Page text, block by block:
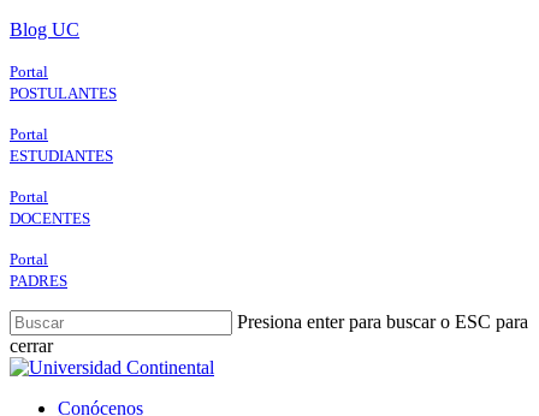
Skip
main
content
Blog UC
Portal
POSTULANTES
Portal
ESTUDIANTES
Portal
DOCENTES
Portal
PADRES
Presiona enter para buscar o ESC para
cerrar
Close
search
Menu
Conócenos